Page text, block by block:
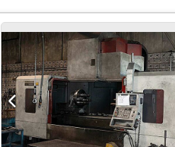
husillo:27 W, CENTRO DE
equipamiento estándar y: -
herramienta - Almacén de